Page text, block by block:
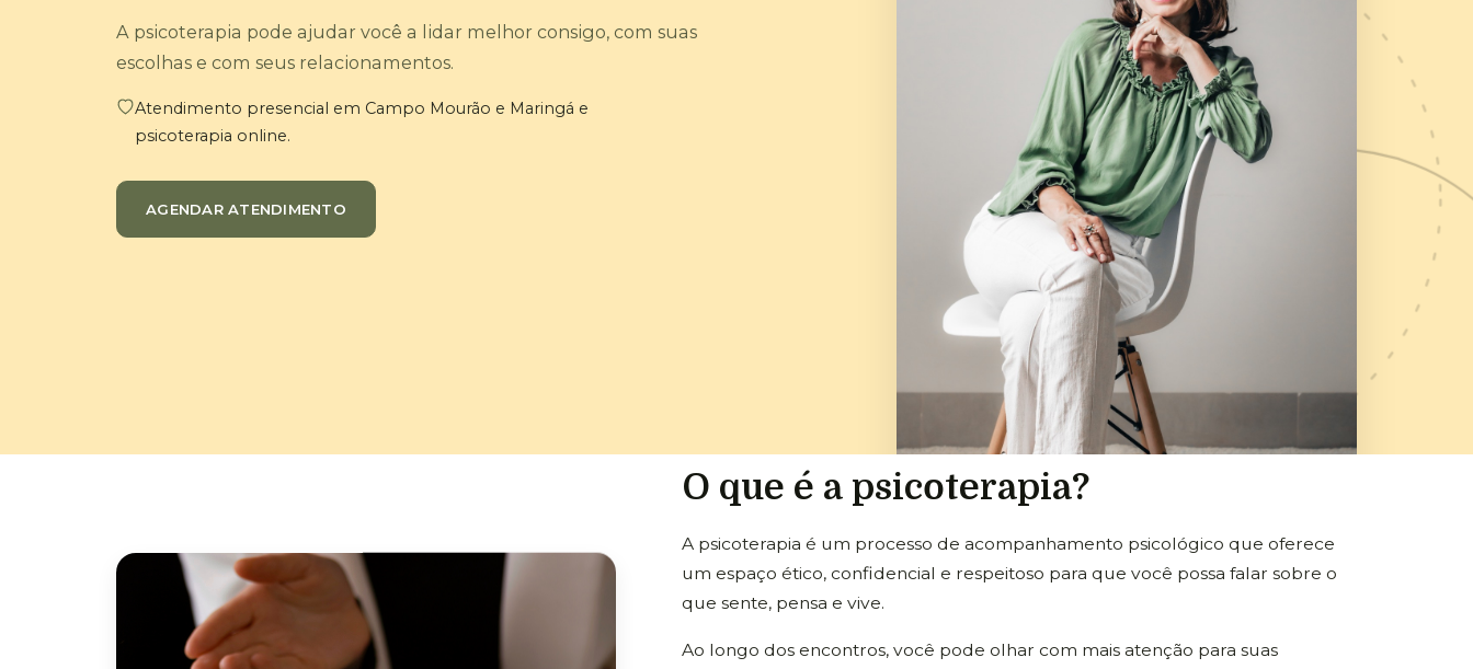
A psicoterapia pode ajudar você a lidar melhor consigo, com suas
escolhas e com seus relacionamentos.
Atendimento presencial em Campo Mourão e Maringá e
psicoterapia online.
AGENDAR ATENDIMENTO
O que é a psicoterapia?
A psicoterapia é um processo de acompanhamento psicológico que oferece
um espaço ético, confidencial e respeitoso para que você possa falar sobre o
que sente, pensa e vive.
Ao longo dos encontros, você pode olhar com mais atenção para suas